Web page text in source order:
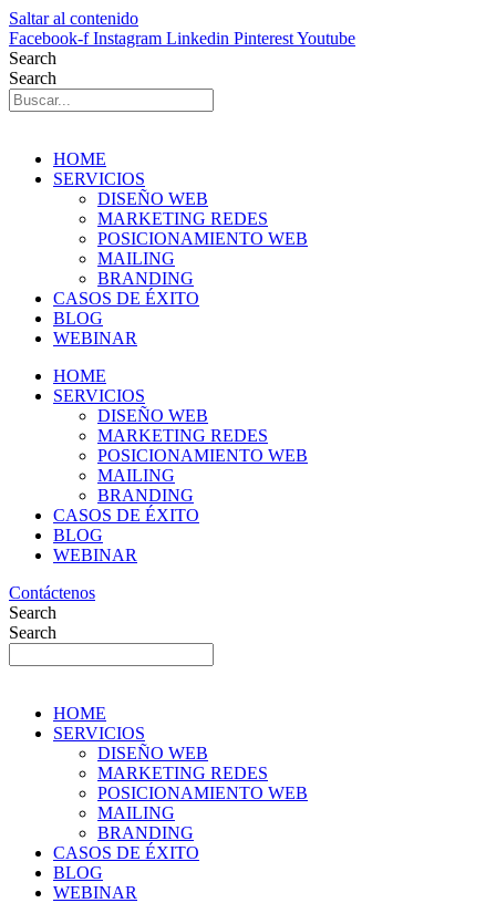
Saltar al contenido
Facebook-f Instagram Linkedin PinterestYoutube
Search
Search
HOME
SERVICIOS
DISEÑO WEB
MARKETING REDES
POSICIONAMIENTO WEB
MAILING
BRANDING
CASOS DE ÉXITO
BLOG
WEBINAR
HOME
SERVICIOS
DISEÑO WEB
MARKETING REDES
POSICIONAMIENTO WEB
MAILING
BRANDING
CASOS DE ÉXITO
BLOG
WEBINAR
Contáctenos
Search
Search
HOME
SERVICIOS
DISEÑO WEB
MARKETING REDES
POSICIONAMIENTO WEB
MAILING
BRANDING
CASOS DE ÉXITO
BLOG
WEBINAR